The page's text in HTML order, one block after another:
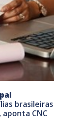
brasileiras
CNC